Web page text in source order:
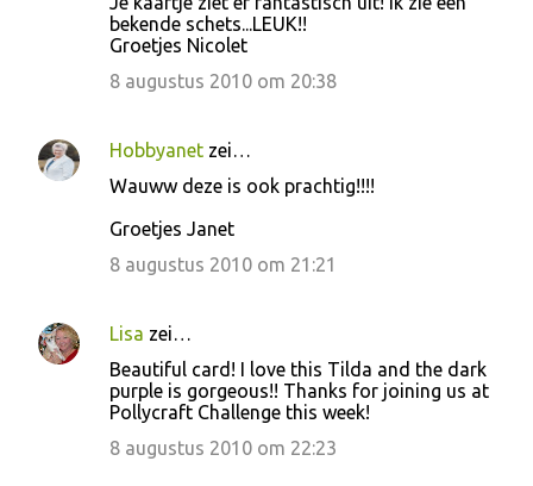
e
bekende schets...LEUK!!
Groetjes Nicolet
8 augustus 2010 om 20:38
Hobbyanet zei…
Wauww deze is ook prachtig!!!!
Groetjes Janet
8 augustus 2010 om 21:21
Lisa zei…
Beautiful card! I love this Tilda and the dark
purple is gorgeous!! Thanks for joining us at
Pollycraft Challenge this week!
8 augustus 2010 om 22:23